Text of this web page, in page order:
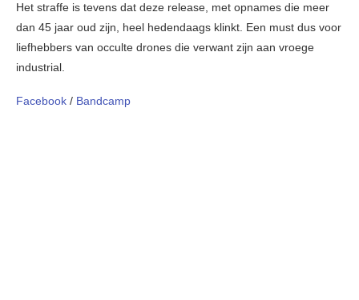
Het straffe is tevens dat deze release, met opnames die meer
dan 45 jaar oud zijn, heel hedendaags klinkt. Een must dus voor
liefhebbers van occulte drones die verwant zijn aan vroege
industrial.
Facebook / Bandcamp